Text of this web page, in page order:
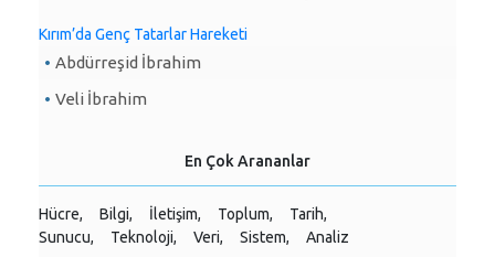
Kırım’da Genç Tatarlar Hareketi
Abdürreşid İbrahim
Veli İbrahim
En Çok Arananlar
Hücre, Bilgi, İletişim, Toplum,
Tarih,
Sunucu,
Teknoloji, Veri, Sistem, Analiz